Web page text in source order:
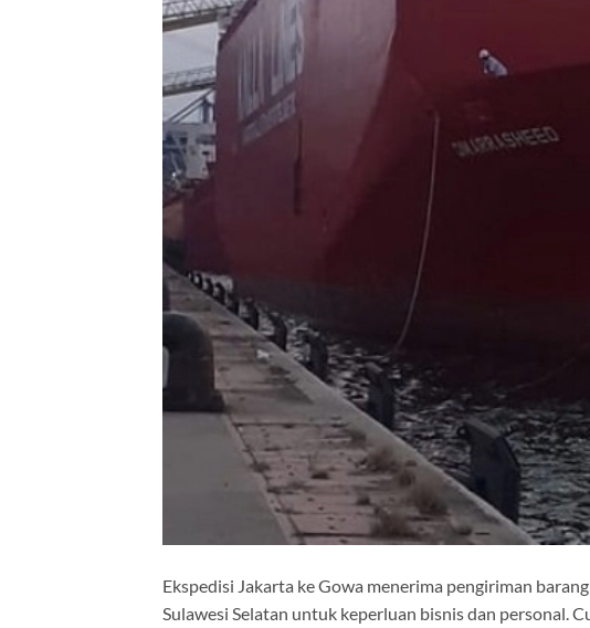
Ekspedisi Jakarta ke Gowa menerima pengiriman
Sulawesi Selatan untuk keperluan bisnis dan personal.